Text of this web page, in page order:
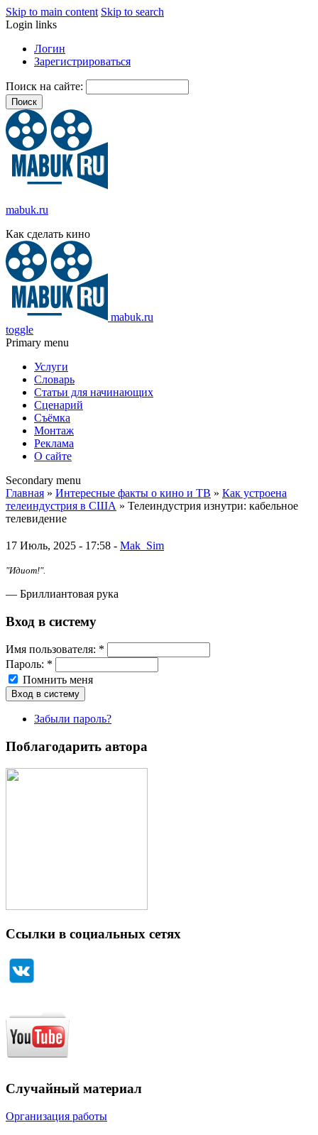
Skip to main content Skip to search
Login links
Логин
Зарегистрироваться
Поиск на сайте:
mabuk.ru
Как сделать кино
mabuk.ru
toggle
Primary menu
Услуги
Словарь
Статьи для начинающих
Сценарий
Съёмка
Монтаж
Реклама
О сайте
Secondary menu
Главная » Интересные факты о кино и ТВ » Как устроена
телеиндустрия в США » Телеиндустрия изнутри: кабельное
телевидение
17 Июль, 2025 - 17:58 - Mak_Sim
"Идиот!".
— Бриллиантовая рука
Вход в систему
Имя пoльзовaтeля: *
Пароль: *
Помнить меня
Забыли пароль?
Поблагодарить автора
Ссылки в социальных сетях
Случайный материал
Организация работы